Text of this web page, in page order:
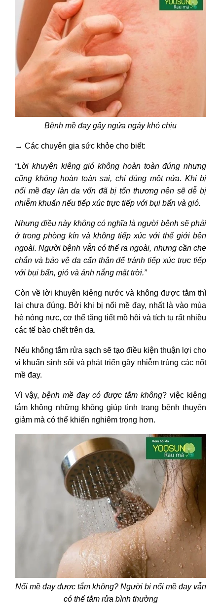
Bệnh mề đay gây ngứa ngáy khó chịu
→ Các chuyên gia sức khỏe cho biết:
“Lời khuyên kiêng gió không hoàn toàn đúng nhưng
cũng không hoàn toàn sai, chỉ đúng một nửa. Khi bị
nổi mề đay làn da vốn đã bị tổn thương nên sẽ dễ bị
nhiễm khuẩn nếu tiếp xúc trực tiếp với bụi bẩn và gió.
Nhưng điều này không có nghĩa là người bệnh sẽ phải
ở trong phòng kín và không tiếp xúc với thế giới bên
ngoài. Người bệnh vẫn có thể ra ngoài, nhưng cần che
chắn và bảo vệ da cẩn thận để tránh tiếp xúc trực tiếp
với bụi bẩn, gió và ánh nắng mặt trời.”
Còn về lời khuyên kiêng nước và không được tắm thì
lại chưa đúng. Bởi khi bị nổi mề đay, nhất là vào mùa
hè nóng nực, cơ thể tăng tiết mồ hôi và tích tụ rất nhiều
các tế bào chết trên da.
Nếu không tắm rửa sạch sẽ tạo điều kiện thuận lợi cho
vi khuẩn sinh sôi và phát triển gây nhiễm trùng các nốt
mề đay.
Vì vậy, bệnh mề đay có được tắm không? việc kiêng
tắm không những không giúp tình trạng bệnh thuyên
giảm mà có thể khiến nghiêm trọng hơn.
Nổi mề đay được tắm không? Người bị nổi mề đay vẫn
có thể tắm rửa bình thường